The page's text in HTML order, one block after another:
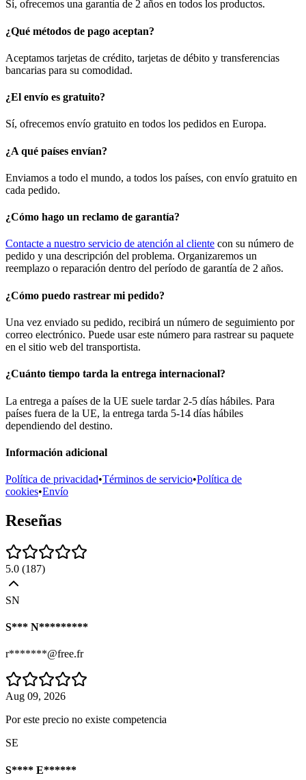
Sí, ofrecemos una garantía de 2 años en todos los productos.
¿Qué métodos de pago aceptan?
Aceptamos tarjetas de crédito, tarjetas de débito y transferencias
bancarias para su comodidad.
¿El envío es gratuito?
Sí, ofrecemos envío gratuito en todos los pedidos en Europa.
¿A qué países envían?
Enviamos a todo el mundo, a todos los países, con envío gratuito en
cada pedido.
¿Cómo hago un reclamo de garantía?
Contacte a nuestro servicio de atención al cliente con su número de
pedido y una descripción del problema. Organizaremos un
reemplazo o reparación dentro del período de garantía de 2 años.
¿Cómo puedo rastrear mi pedido?
Una vez enviado su pedido, recibirá un número de seguimiento por
correo electrónico. Puede usar este número para rastrear su paquete
en el sitio web del transportista.
¿Cuánto tiempo tarda la entrega internacional?
La entrega a países de la UE suele tardar 2-5 días hábiles. Para
países fuera de la UE, la entrega tarda 5-14 días hábiles
dependiendo del destino.
Información adicional
Política de privacidad•Términos de servicio•Política de
cookies•Envío
Reseñas
5.0 (187)
SN
S*** N*********
r*******@free.fr
Aug 09, 2026
Por este precio no existe competencia
SE
S**** E******